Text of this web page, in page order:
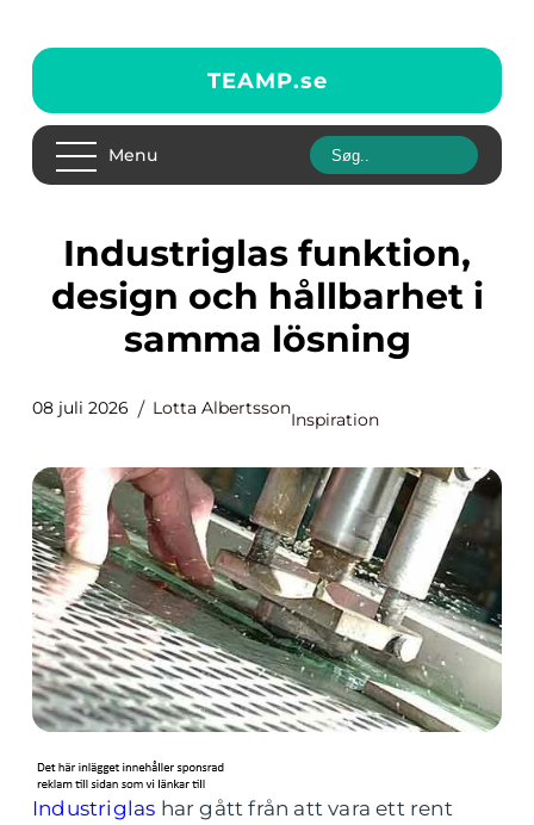
TEAMP.se
Menu
Industriglas funktion,
design och hållbarhet i
samma lösning
08 juli 2026 Lotta Albertsson
Inspiration
Industriglas har gått från att vara ett rent